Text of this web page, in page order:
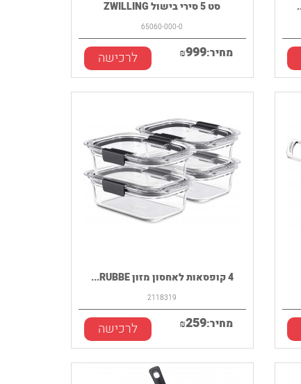
סט 5 סירי בישול ZWILLING
‎65060-000-0
מחיר: ₪999 לרכישה
4 קופסאות לאחסון מזון RUBBE...
2118319
מחיר: ₪259 לרכישה